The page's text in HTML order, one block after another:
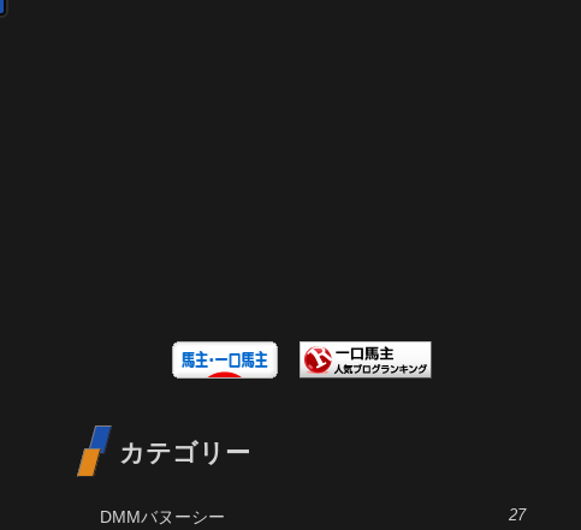
カテゴリー
DMMバヌーシー 27